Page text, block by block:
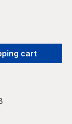
desired
cart